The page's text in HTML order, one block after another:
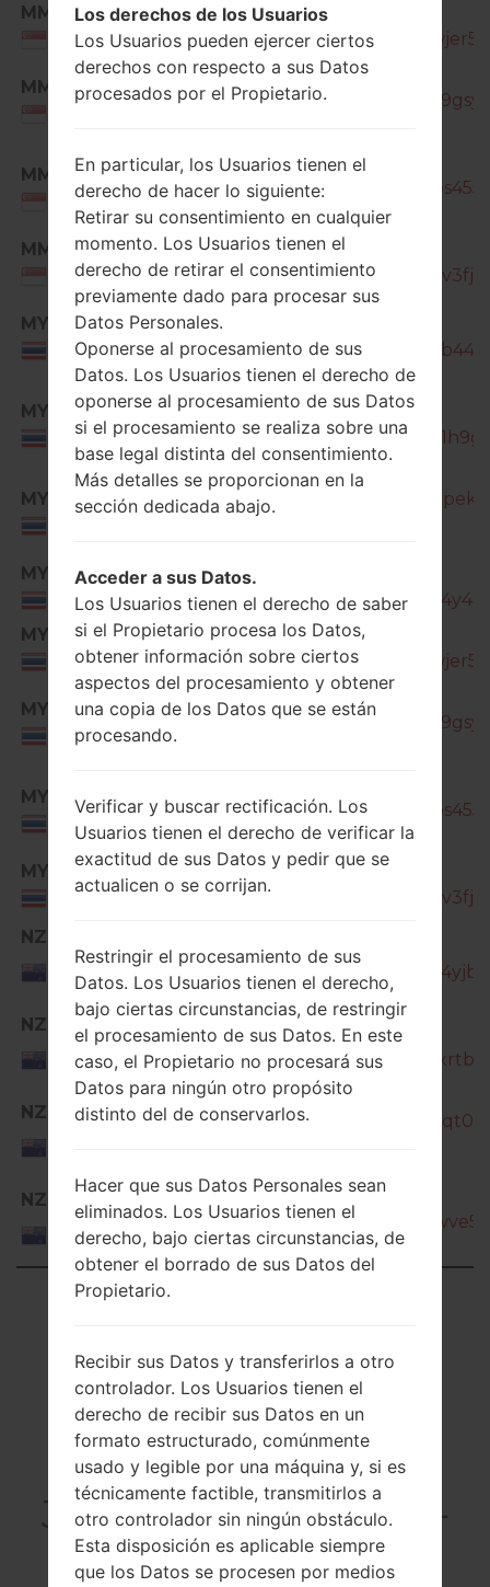
MM1
SINGAPORE
SM-
MM1
SM-
MM1
SINGAPORE
SM-
MM1
SINGAPORE
SM-
MYM
Thailand
SM-
MYM
Thailand
SM-
MYM
SM-
MYM
Thailand
SM-
MYM
Thailand
SM-
MYM
Thailand
SM-
MYM
Thailand
MYM
Thailand
SM-
NZC
New
Zealand
NZC
Zealand
SM-
NZC
SM-
NZC
New
Zealand
SM-
Showing 1 to 50 of 165 entries
Articles LGSM-
J330G(Samsung SM-
J330G) akaGalaxy J3
Los derechos de los Usuarios
Los Usuarios pueden ejercer ciertos
derechos con respecto a sus Datos
procesados por el Propietario.
En particular, los Usuarios tienen el
derecho de hacer lo siguiente:
Retirar su consentimiento en cualquier
momento. Los Usuarios tienen el
derecho de retirar el consentimiento
previamente dado para procesar sus
Datos Personales.
Oponerse al procesamiento de sus
Datos. Los Usuarios tienen el derecho de
oponerse al procesamiento de sus Datos
si el procesamiento se realiza sobre una
base legal distinta del consentimiento.
Más detalles se proporcionan en la
sección dedicada abajo.
Acceder a sus Datos.
Los Usuarios tienen el derecho de saber
si el Propietario procesa los Datos,
obtener información sobre ciertos
aspectos del procesamiento y obtener
una copia de los Datos que se están
procesando.
Verificar y buscar rectificación. Los
Usuarios tienen el derecho de verificar la
exactitud de sus Datos y pedir que se
actualicen o se corrijan.
Restringir el procesamiento de sus
Datos. Los Usuarios tienen el derecho,
bajo ciertas circunstancias, de restringir
el procesamiento de sus Datos. En este
caso, el Propietario no procesará sus
Datos para ningún otro propósito
distinto del de conservarlos.
Hacer que sus Datos Personales sean
eliminados. Los Usuarios tienen el
derecho, bajo ciertas circunstancias, de
obtener el borrado de sus Datos del
Propietario.
Recibir sus Datos y transferirlos a otro
controlador. Los Usuarios tienen el
derecho de recibir sus Datos en un
formato estructurado, comúnmente
usado y legible por una máquina y, si es
técnicamente factible, transmitirlos a
otro controlador sin ningún obstáculo.
Esta disposición es aplicable siempre
que los Datos se procesen por medios